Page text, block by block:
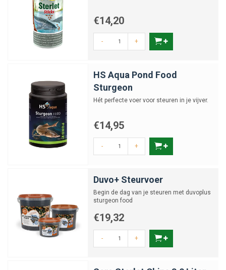
€14,20
- +
HS Aqua Pond Food
Sturgeon
Hét perfecte voer voor steuren in je vijver.
€14,95
- +
Duvo+ Steurvoer
Begin de dag van je steuren met duvoplus
sturgeon food
€19,32
- +